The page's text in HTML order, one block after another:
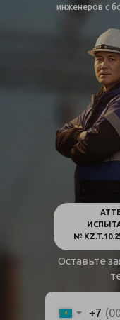
инженеров с
№
+7
Оставьте